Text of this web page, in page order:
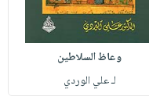
وعاظ السلاطين
لـ علي الوردي